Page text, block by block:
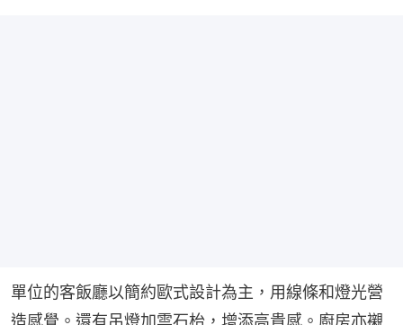
單位的客飯廳以簡約歐式設計為主，用線條和燈光營
造感覺。還有吊燈加雲石枱，增添高貴感。廚房亦襯